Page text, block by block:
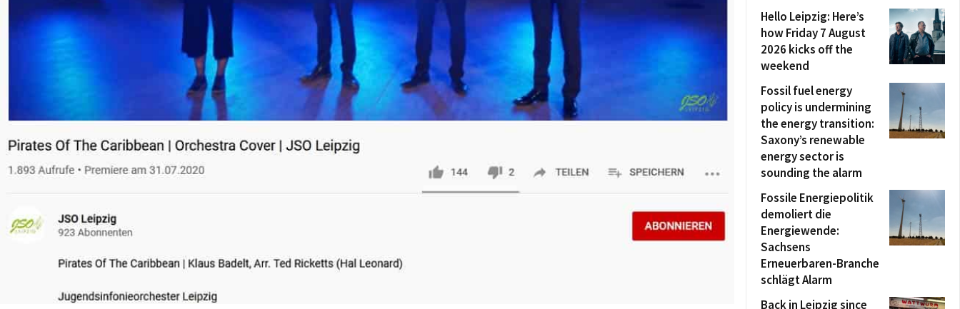
Hello Leipzig: Here’s
how Friday 7 August
2026 kicks off the
weekend
Fossil fuel energy
policy is undermining
the energy transition:
Saxony’s renewable
energy sector is
sounding the alarm
Fossile Energiepolitik
demoliert die
Energiewende:
Sachsens
Erneuerbaren-Branche
schlägt Alarm
Back in Leipzig since